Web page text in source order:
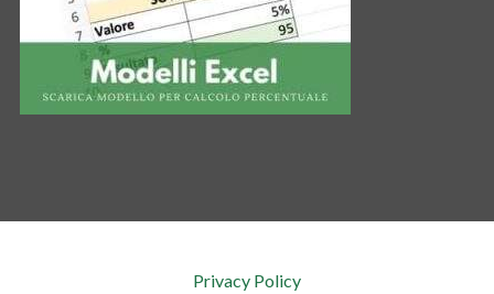
Privacy Policy